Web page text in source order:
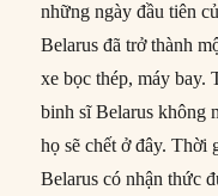
những ngày đầu tiên
Belarus đã trở thành
xe bọc thép, máy bay.
binh sĩ Belarus không
họ sẽ chết ở đây. Thời
Belarus có nhận thức